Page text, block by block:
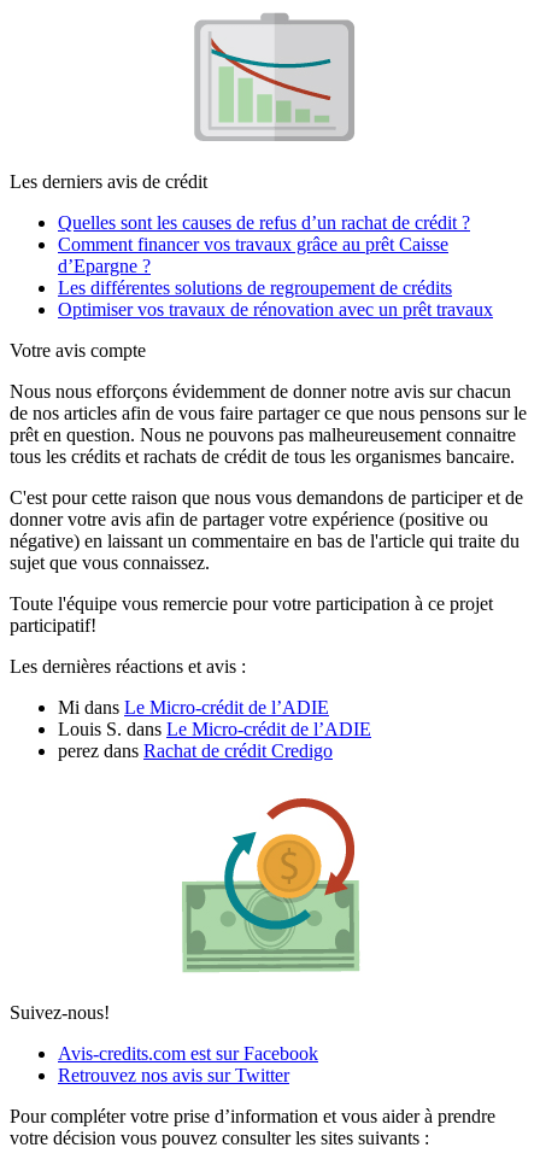
Les derniers avis de crédit
Quelles sont les causes de refus d’un rachat de crédit ?
Comment financer vos travaux grâce au prêt Caisse
d’Epargne ?
Les différentes solutions de regroupement de crédits
Optimiser vos travaux de rénovation avec un prêt travaux
Votre avis compte
Nous nous efforçons évidemment de donner notre avis sur chacun
de nos articles afin de vous faire partager ce que nous pensons sur le
prêt en question. Nous ne pouvons pas malheureusement connaitre
tous les crédits et rachats de crédit de tous les organismes bancaire.
C'est pour cette raison que nous vous demandons de participer et de
donner votre avis afin de partager votre expérience (positive ou
négative) en laissant un commentaire en bas de l'article qui traite du
sujet que vous connaissez.
Toute l'équipe vous remercie pour votre participation à ce projet
participatif!
Les dernières réactions et avis :
Mi dans Le Micro-crédit de l’ADIE
Louis S. dans Le Micro-crédit de l’ADIE
perez dans Rachat de crédit Credigo
Suivez-nous!
Avis-credits.com est sur Facebook
Retrouvez nos avis sur Twitter
Pour compléter votre prise d’information et vous aider à prendre
votre décision vous pouvez consulter les sites suivants :